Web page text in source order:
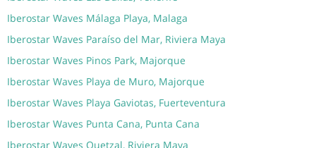
Iberostar Waves Málaga Playa, Malaga
Iberostar Waves Paraíso del Mar, Riviera Maya
Iberostar Waves Pinos Park, Majorque
Iberostar Waves Playa de Muro, Majorque
Iberostar Waves Playa Gaviotas, Fuerteventura
Iberostar Waves Punta Cana, Punta Cana
Iberostar Waves Quetzal, Riviera Maya